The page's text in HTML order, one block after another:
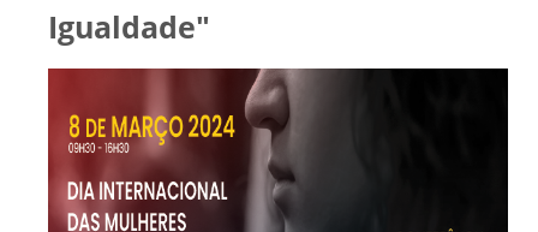
Igualdade"